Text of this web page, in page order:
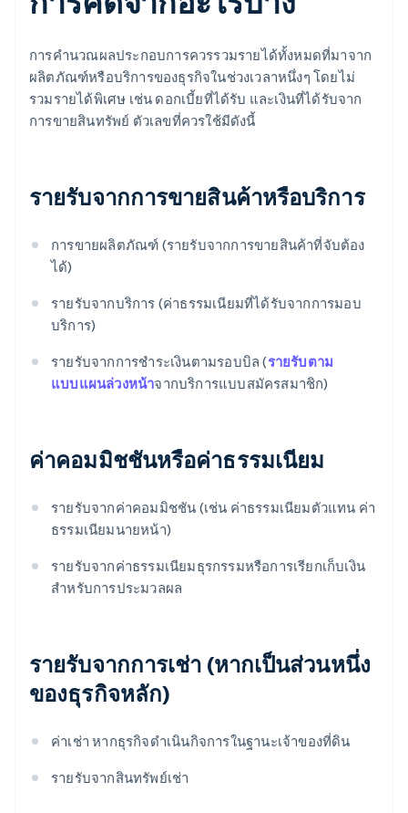
การคํานวณผลประกอบการควรรวมรายได้ทั้งหมดที่มาจาก
ผลิตภัณฑ์หรือบริการของธุรกิจในช่วงเวลาหนึ่งๆ โดยไม่
รวมรายได้พิเศษ เช่น ดอกเบี้ยที่ได้รับ และเงินที่ได้รับจาก
การขายสินทรัพย์ ตัวเลขที่ควรใช้มีดังนี้
รายรับจากการขายสินค้าหรือบริการ
การขายผลิตภัณฑ์ (รายรับจากการขายสินค้าที่จับต้อง
ได้)
รายรับจากบริการ (ค่าธรรมเนียมที่ได้รับจากการมอบ
บริการ)
รายรับจากการชําระเงินตามรอบบิล (รายรับตาม
แบบแผนล่วงหน้าจากบริการแบบสมัครสมาชิก)
ค่าคอมมิชชันหรือค่าธรรมเนียม
รายรับจากค่าคอมมิชชัน (เช่น ค่าธรรมเนียมตัวแทน ค่า
ธรรมเนียมนายหน้า)
รายรับจากค่าธรรมเนียมธุรกรรมหรือการเรียกเก็บเงิน
สําหรับการประมวลผล
รายรับจากการเช่า (หากเป็นส่วนหนึ่ง
ของธุรกิจหลัก)
ค่าเช่า หากธุรกิจดําเนินกิจการในฐานะเจ้าของที่ดิน
รายรับจากสินทรัพย์เช่า